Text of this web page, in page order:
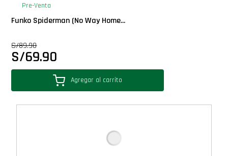
PRÓXIMAMENTE
Star Wars Oferta
Pre-Venta
Funko Spiderman (No Way Home...
S/89.90
S/69.90
Agregar al carrito